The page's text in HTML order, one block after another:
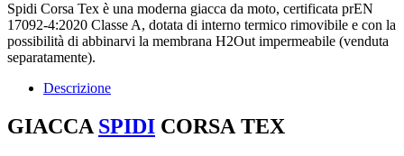
Spidi Corsa Tex è una moderna giacca da moto, certificata prEN
17092-4:2020 Classe A, dotata di interno termico rimovibile e con la
possibilità di abbinarvi la membrana H2Out impermeabile (venduta
separatamente).
Descrizione
GIACCA SPIDI CORSA TEX